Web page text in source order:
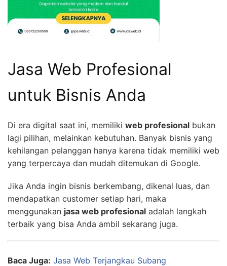
Jasa Web Profesional
untuk Bisnis Anda
Di era digital saat ini, memiliki web profesional bukan
lagi pilihan, melainkan kebutuhan. Banyak bisnis yang
kehilangan pelanggan hanya karena tidak memiliki web
yang terpercaya dan mudah ditemukan di Google.
Jika Anda ingin bisnis berkembang, dikenal luas, dan
mendapatkan customer setiap hari, maka
menggunakan jasa web profesional adalah langkah
terbaik yang bisa Anda ambil sekarang juga.
Baca Juga: Jasa Web Terjangkau Subang